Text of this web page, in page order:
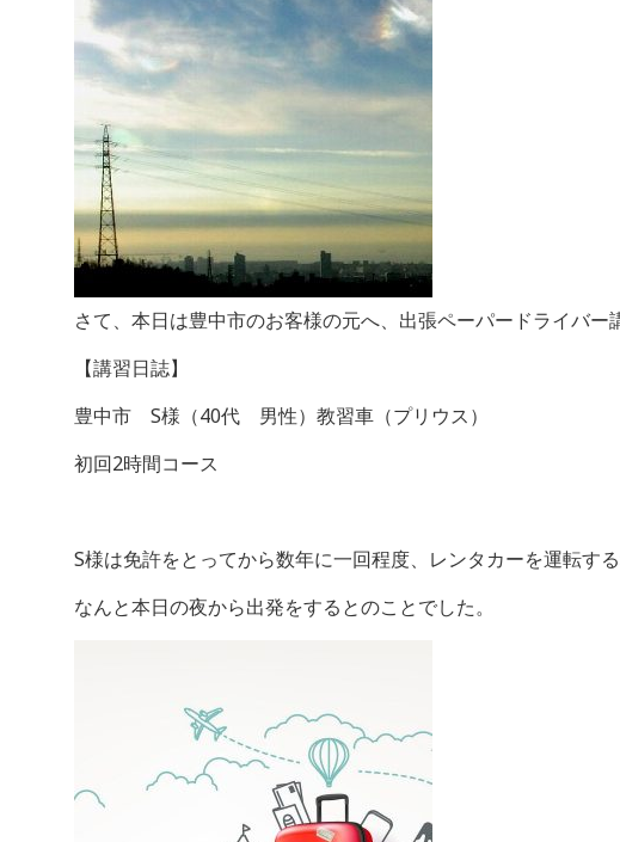
さて、本日は豊中市のお客様の元へ、出張ペーパードライバー
【講習日誌】
豊中市 S様（40代 男性）教習車（プリウス）
初回2時間コース
S様は免許をとってから数年に一回程度、レンタカーを運転す
なんと本日の夜から出発をするとのことでした。